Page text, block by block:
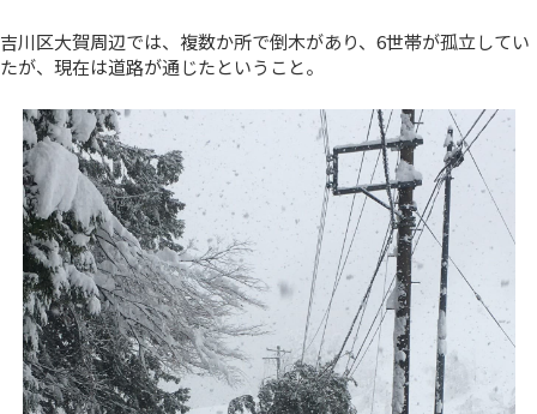
吉川区大賀周辺では、複数か所で倒木があり、6世帯が孤立してい
たが、現在は道路が通じたということ。